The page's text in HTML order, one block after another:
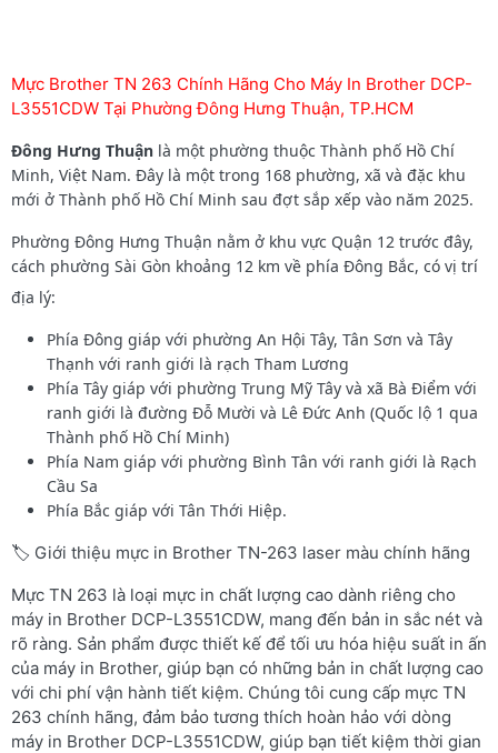
Mực Brother TN 263 Chính Hãng Cho Máy In Brother DCP-
L3551CDW Tại Phường Đông Hưng Thuận, TP.HCM
Đông Hưng Thuận là một phường thuộc Thành phố Hồ Chí
Minh, Việt Nam. Đây là một trong 168 phường, xã và đặc khu
mới ở Thành phố Hồ Chí Minh sau đợt sắp xếp vào năm 2025.
Phường Đông Hưng Thuận nằm ở khu vực Quận 12 trước đây,
cách phường Sài Gòn khoảng 12 km về phía Đông Bắc, có vị trí
địa lý:
Phía Đông giáp với phường An Hội Tây, Tân Sơn và Tây
Thạnh với ranh giới là rạch Tham Lương
Phía Tây giáp với phường Trung Mỹ Tây và xã Bà Điểm với
ranh giới là đường Đỗ Mười và Lê Đức Anh (Quốc lộ 1 qua
Thành phố Hồ Chí Minh)
Phía Nam giáp với phường Bình Tân với ranh giới là Rạch
Cầu Sa
Phía Bắc giáp với Tân Thới Hiệp.
🏷️ Giới thiệu mực in Brother TN-263 laser màu chính hãng
Mực TN 263 là loại mực in chất lượng cao dành riêng cho
máy in Brother DCP-L3551CDW, mang đến bản in sắc nét và
rõ ràng. Sản phẩm được thiết kế để tối ưu hóa hiệu suất in ấn
của máy in Brother, giúp bạn có những bản in chất lượng cao
với chi phí vận hành tiết kiệm. Chúng tôi cung cấp mực TN
263 chính hãng, đảm bảo tương thích hoàn hảo với dòng
máy in Brother DCP-L3551CDW, giúp bạn tiết kiệm thời gian